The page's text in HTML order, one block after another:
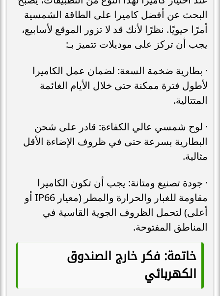
البحث عن أفضل كاميرا على الطاقة الشمسية
أمرًا حيويًا. نظرًا لأنك قد لا تزور الموقع لأسابيع،
يجب أن تركز على موديلات تتميز بـ:
· بطارية ضخمة السعة: لضمان عمل الكاميرا
لأطول فترة ممكنة حتى خلال الأيام الغائمة
المتتالية.
· لوح شمسي عالي الكفاءة: قادر على شحن
البطارية بسرعة حتى في ظروف الإضاءة الأقل
مثالية.
· جودة تصنيع ومتانة: يجب أن تكون الكاميرا
مقاومة للغبار والحرارة والمطر (معيار IP66 أو
أعلى) لتحمل الظروف الجوية القاسية في
المناطق المفتوحة.
خاتمة: فكر خارج الصندوق
الكهربائي